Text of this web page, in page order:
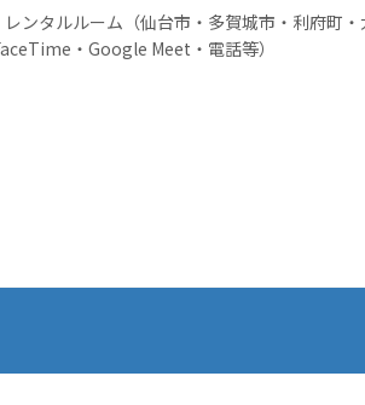
ンタルルーム（仙台市・多賀城市・利府町
・Google Meet・電話等）